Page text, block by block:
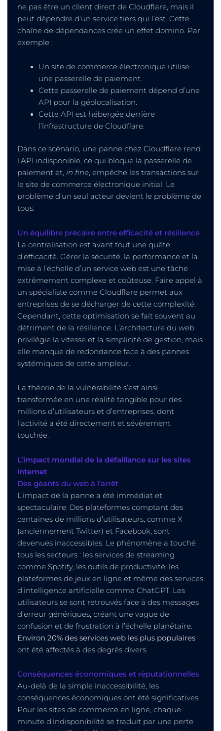
ne pas être un client direct de Cloudflare, mais il
peut dépendre d’un service tiers qui l’est. Cette
chaîne de dépendances crée un effet domino. Par
exemple :
Un site de commerce électronique utilise
une passerelle de paiement.
Cette passerelle de paiement dépend d’une
API pour la géolocalisation.
Cette API est hébergée derrière
l’infrastructure de Cloudflare.
Dans ce scénario, une panne chez Cloudflare rend
l’API indisponible, ce qui bloque la passerelle de
paiement et, in fine, empêche les transactions sur
le site de commerce électronique initial. Le
problème d’un seul acteur devient le problème de
tous.
Un équilibre précaire entre efficacité et résilience
La centralisation est avant tout une quête
d’efficacité. Gérer la sécurité, la performance et la
mise à l’échelle d’un service web est une tâche
extrêmement complexe et coûteuse. Faire appel à
un spécialiste comme Cloudflare permet aux
entreprises de se décharger de cette complexité.
Cependant, cette optimisation se fait souvent au
détriment de la résilience. L’architecture du web
privilégie la vitesse et la simplicité de gestion, mais
elle manque de redondance face à des pannes
systémiques de cette ampleur.
La théorie de la vulnérabilité s’est ainsi
transformée en une réalité tangible pour des
millions d’utilisateurs et d’entreprises, dont
l’activité a été directement et sévèrement
touchée.
L’impact mondial de la défaillance sur les sites
internet
Des géants du web à l’arrêt
L’impact de la panne a été immédiat et
spectaculaire. Des plateformes comptant des
centaines de millions d’utilisateurs, comme X
(anciennement Twitter) et Facebook, sont
devenues inaccessibles. Le phénomène a touché
tous les secteurs : les services de streaming
comme Spotify, les outils de productivité, les
plateformes de jeux en ligne et même des services
d’intelligence artificielle comme ChatGPT. Les
utilisateurs se sont retrouvés face à des messages
d’erreur génériques, créant une vague de
confusion et de frustration à l’échelle planétaire.
Environ 20% des services web les plus populaires
ont été affectés à des degrés divers.
Conséquences économiques et réputationnelles
Au-delà de la simple inaccessibilité, les
conséquences économiques ont été significatives.
Pour les sites de commerce en ligne, chaque
minute d’indisponibilité se traduit par une perte